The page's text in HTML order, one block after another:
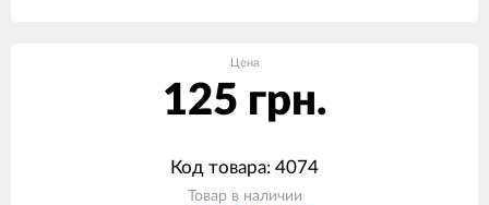
Цена
125 грн.
Код товара: 4074
Товар в наличии